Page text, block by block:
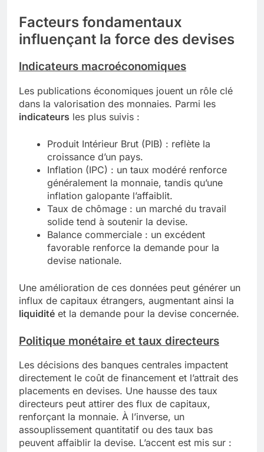
Facteurs fondamentaux
influençant la force des devises
Indicateurs macroéconomiques
Les publications économiques jouent un rôle clé
dans la valorisation des monnaies. Parmi les
indicateurs les plus suivis :
Produit Intérieur Brut (PIB) : reflète la
croissance d’un pays.
Inflation (IPC) : un taux modéré renforce
généralement la monnaie, tandis qu’une
inflation galopante l’affaiblit.
Taux de chômage : un marché du travail
solide tend à soutenir la devise.
Balance commerciale : un excédent
favorable renforce la demande pour la
devise nationale.
Une amélioration de ces données peut générer un
influx de capitaux étrangers, augmentant ainsi la
liquidité et la demande pour la devise concernée.
Politique monétaire et taux directeurs
Les décisions des banques centrales impactent
directement le coût de financement et l’attrait des
placements en devises. Une hausse des taux
directeurs peut attirer des flux de capitaux,
renforçant la monnaie. À l’inverse, un
assouplissement quantitatif ou des taux bas
peuvent affaiblir la devise. L’accent est mis sur :